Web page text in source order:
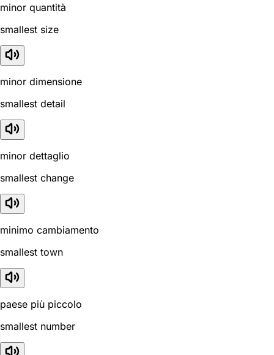
minor quantità
smallest size
minor dimensione
smallest detail
minor dettaglio
smallest change
minimo cambiamento
smallest town
paese più piccolo
smallest number